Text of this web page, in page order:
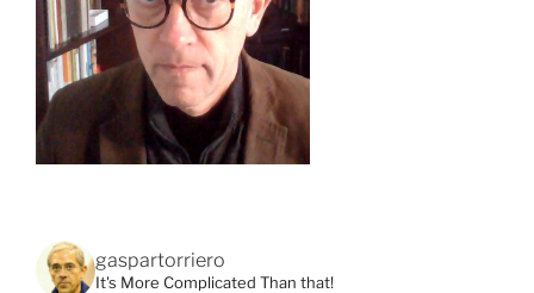
gaspartorriero
It's More Complicated Than that!